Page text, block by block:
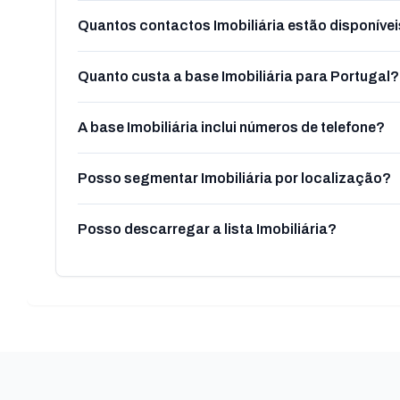
Quantos contactos Imobiliária estão
Quanto custa a base Imobiliária para Portugal?
A base Imobiliária inclui números de telefone?
Posso segmentar Imobiliária por localização?
Posso descarregar a lista Imobiliária?